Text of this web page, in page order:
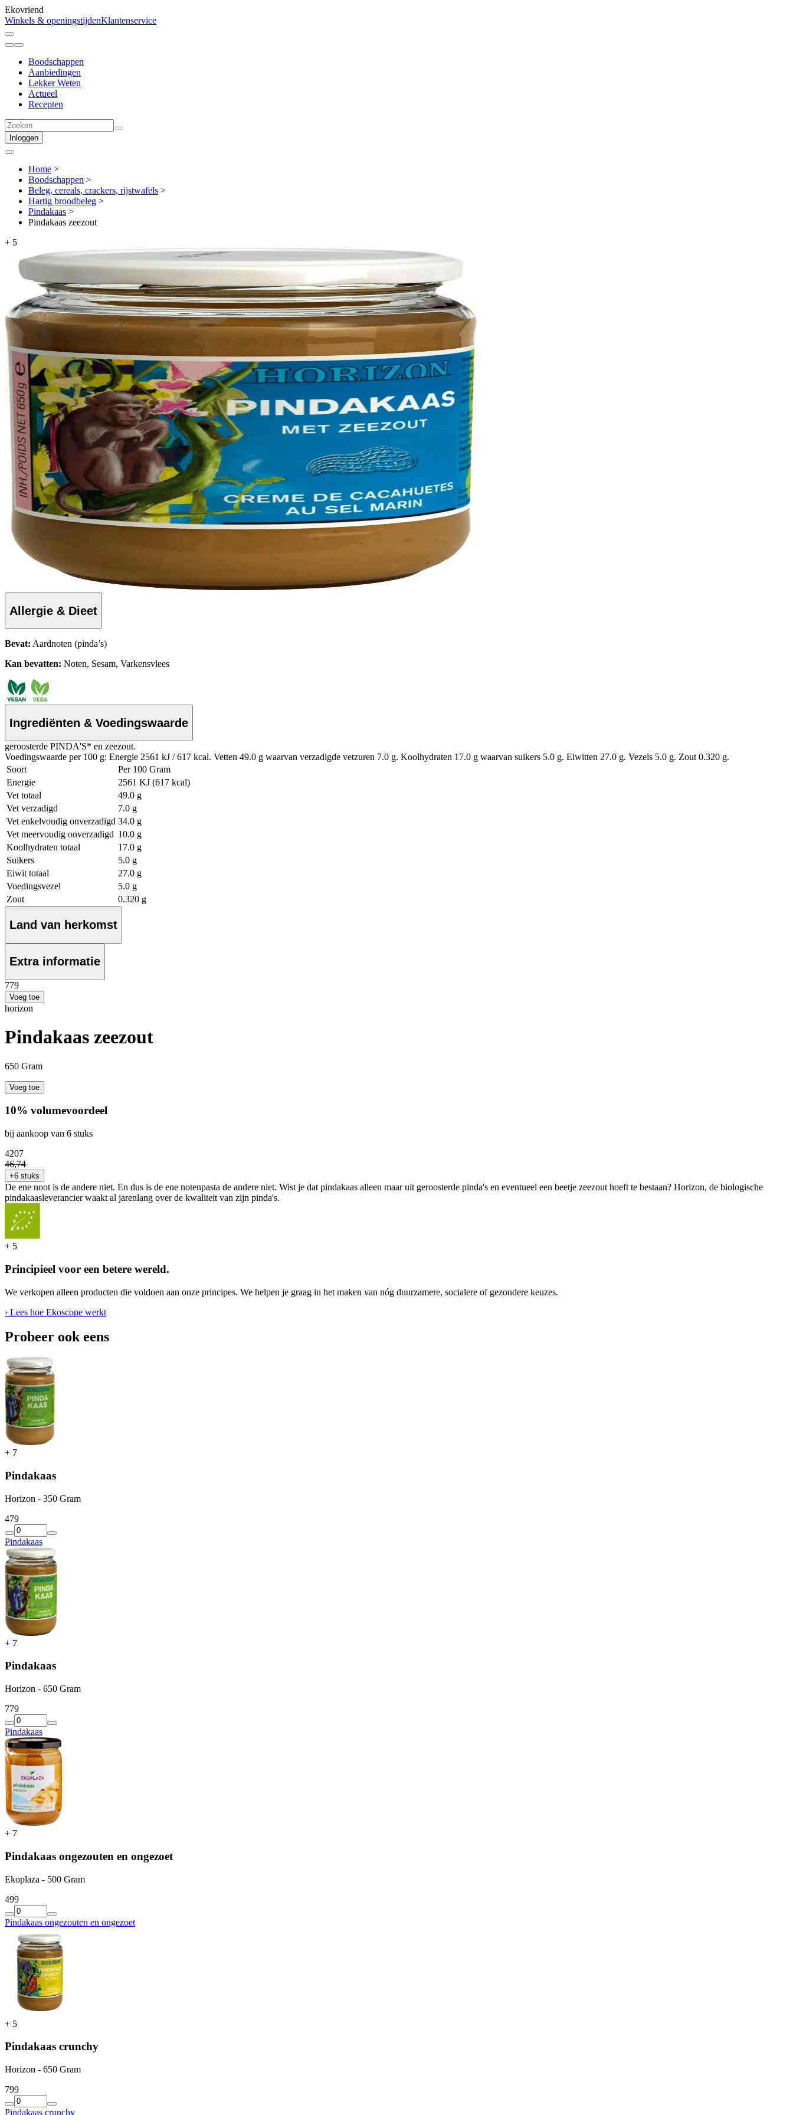
Ekovriend
Winkels & openingstijdenKlantenservice
Boodschappen
Aanbiedingen
Lekker Weten
Actueel
Recepten
Inloggen
Home >
Boodschappen >
Beleg, cereals, crackers, rijstwafels >
Hartig broodbeleg >
Pindakaas >
Pindakaas zeezout
+ 5
Allergie & Dieet
Bevat: Aardnoten (pinda’s)
Kan bevatten: Noten, Sesam, Varkensvlees
Ingrediënten & Voedingswaarde
geroosterde PINDA'S* en zeezout.
Voedingswaarde per 100 g: Energie 2561 kJ / 617 kcal. Vetten 49.0 g waarvan verzadigde vetzuren 7.0 g. Koolhydraten 17.0 g waarvan suikers 5.0 g. Eiwitten 27.0 g. Vezels 5.0 g. Zout 0.320 g.
Soort
Per 100 Gram
Energie
2561 KJ (617 kcal)
Vet totaal
49.0 g
Vet verzadigd
7.0 g
Vet enkelvoudig onverzadigd 34.0 g
Vet meervoudig onverzadigd 10.0 g
Koolhydraten totaal
17.0 g
Suikers
5.0 g
Eiwit totaal
27.0 g
Voedingsvezel
5.0 g
Zout
0.320 g
Land van herkomst
Extra informatie
779
Voeg toe
horizon
Pindakaas zeezout
650 Gram
Voeg toe
10% volumevoordeel
bij aankoop van 6 stuks
4207
46,74
+6 stuks
De ene noot is de andere niet. En dus is de ene notenpasta de andere niet. Wist je dat pindakaas alleen maar uit geroosterde pinda's en eventueel een beetje zeezout hoeft te bestaan? Horizon, de biologische
pindakaasleverancier waakt al jarenlang over de kwaliteit van zijn pinda's.
+ 5
Principieel voor een betere wereld.
We verkopen alleen producten die voldoen aan onze principes. We helpen je graag in het maken van nóg duurzamere, socialere of gezondere keuzes.
› Lees hoe Ekoscope werkt
Probeer ook eens
+ 7
Pindakaas
Horizon - 350 Gram
479
Pindakaas
+ 7
Pindakaas
Horizon - 650 Gram
779
Pindakaas
+ 7
Pindakaas ongezouten en ongezoet
Ekoplaza - 500 Gram
499
Pindakaas ongezouten en ongezoet
+ 5
Pindakaas crunchy
Horizon - 650 Gram
799
Pindakaas crunchy